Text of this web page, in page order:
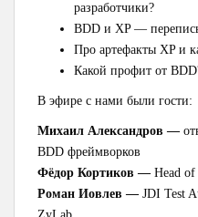
разработчики?
BDD и XP —
Про артефакты XP и
Какой профит от
В эфире с нами были гости:
Михаил Александров —
BDD фреймворков
Фёдор Кортиков — Head
Роман Иовлев — JDI Test